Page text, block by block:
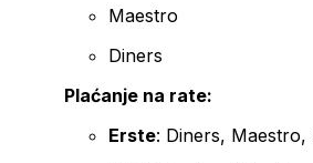
Maestro
Diners
Plaćanje na rate:
Erste: Diners, Maestro,